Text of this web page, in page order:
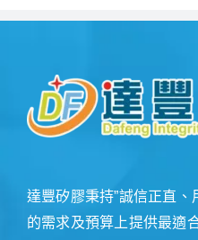
達豐矽膠秉持”誠信正直、
的需求及預算上提供最適